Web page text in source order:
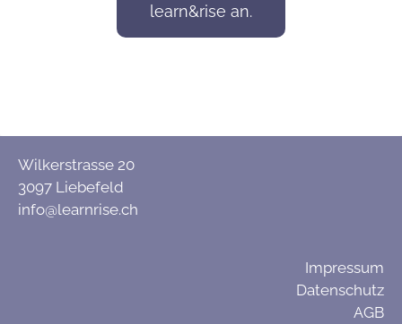
learn&rise an.
Wilkerstrasse 20
3097 Liebefeld
info@learnrise.ch
Impressum
Datenschutz
AGB